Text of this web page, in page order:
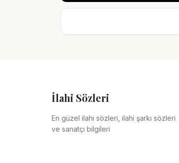
İlahi Sözleri
En güzel ilahi sözleri, ilahi şarkı sözleri
ve sanatçı bilgileri